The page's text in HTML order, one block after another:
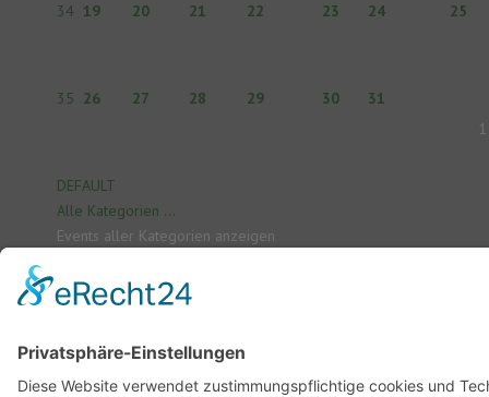
34 19 20 21 22 23 24 25
35 26 27 28 29 30
31
1
DEFAULT
Alle Kategorien ...
Events aller Kategorien anzeigen
Home| Interner Bereich|